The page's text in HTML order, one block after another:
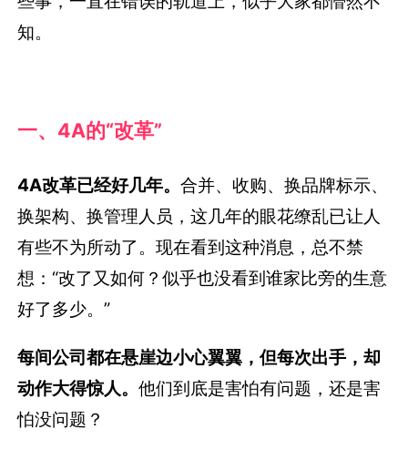
知。
一、4A的“改革”
4A改革已经好几年。合并、收购、换品牌标示、
换架构、换管理人员，这几年的眼花缭乱已让人
有些不为所动了。现在看到这种消息，总不禁
想：“改了又如何？似乎也没看到谁家比旁的生意
好了多少。”
每间公司都在悬崖边小心翼翼，但每次出手，却
动作大得惊人。他们到底是害怕有问题，还是害
怕没问题？